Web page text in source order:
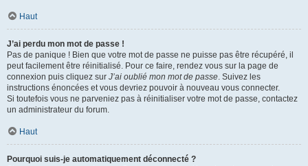
Haut
J’ai perdu mon mot de passe !
Pas de panique ! Bien que votre mot de passe ne puisse pas être récupéré, il
peut facilement être réinitialisé. Pour ce faire, rendez vous sur la page de
connexion puis cliquez sur J’ai oublié mon mot de passe. Suivez les
instructions énoncées et vous devriez pouvoir à nouveau vous connecter.
Si toutefois vous ne parveniez pas à réinitialiser votre mot de passe, contactez
un administrateur du forum.
Haut
Pourquoi suis-je automatiquement déconnecté ?